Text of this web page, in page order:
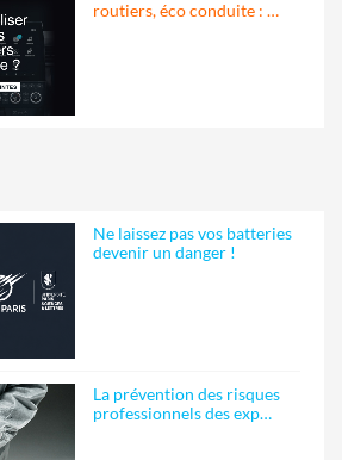
routiers, éco conduite : …
Ne laissez pas vos batteries
devenir un danger !
La prévention des risques
professionnels des exp…